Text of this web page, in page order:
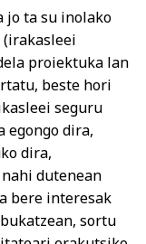
jo ta su inolako
proiektuka lan
beste hori
seguru
egongo dira,
dira,
dutenean
bere interesak
sortu